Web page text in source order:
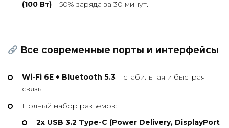
(100 Вт) – 50% заряда за 30 минут.
Все современные порты и интерфейсы
Wi-Fi 6E + Bluetooth 5.3 – стабильная и быстрая
связь.
Полный набор разъемов:
2x USB 3.2 Type-C (Power Delivery, DisplayPort